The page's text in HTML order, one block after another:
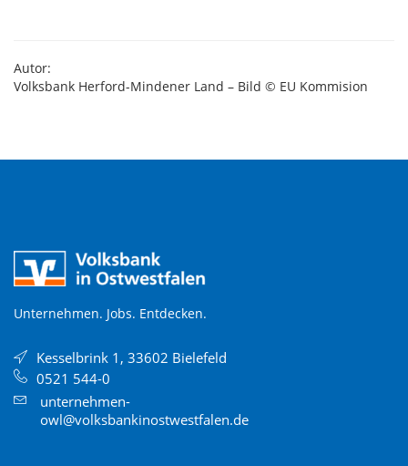
Autor:
Volksbank Herford-Mindener Land – Bild © EU Kommision
Unternehmen. Jobs. Entdecken.
Kesselbrink 1, 33602 Bielefeld
0521 544-0
unternehmen-
owl@volksbankinostwestfalen.de